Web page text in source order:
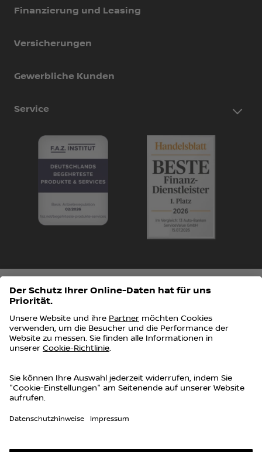
Finanzierung und Leasing
Versicherungen
Gewerbliche Kunden
Service
Impressum
Datenschutz
Data Act
Erstinformationen
Barrierefreiheit
Cookie Richtlinien